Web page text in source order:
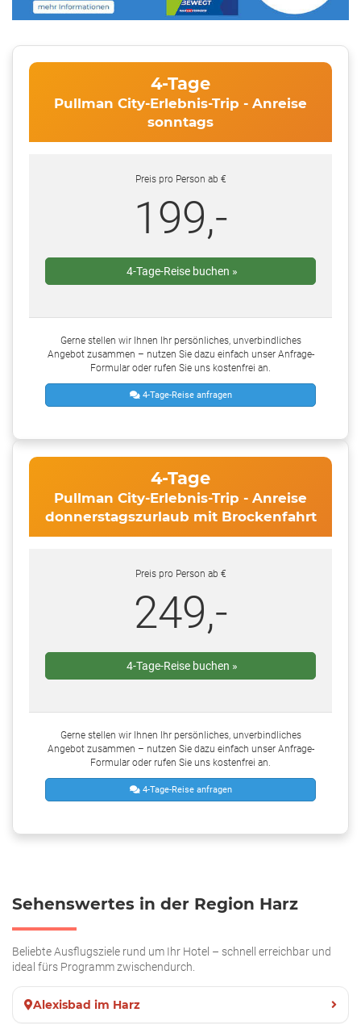
4-Tage
Pullman City-Erlebnis-Trip - Anreise
sonntags
Preis pro Person ab €
199,-
4-Tage-Reise buchen »
Gerne stellen wir Ihnen Ihr persönliches, unverbindliches
Angebot zusammen – nutzen Sie dazu einfach unser Anfrage-
Formular oder rufen Sie uns kostenfrei an.
4-Tage-Reise anfragen
4-Tage
Pullman City-Erlebnis-Trip - Anreise
donnerstagszurlaub mit Brockenfahrt
Preis pro Person ab €
249,-
4-Tage-Reise buchen »
Gerne stellen wir Ihnen Ihr persönliches, unverbindliches
Angebot zusammen – nutzen Sie dazu einfach unser Anfrage-
Formular oder rufen Sie uns kostenfrei an.
4-Tage-Reise anfragen
Sehenswertes in der Region Harz
Beliebte Ausflugsziele rund um Ihr Hotel – schnell erreichbar und
ideal fürs Programm zwischendurch.
Alexisbad im Harz